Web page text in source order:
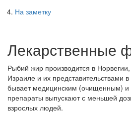
На заметку
Лекарственные
Рыбий жир производится в
Израиле и их представительствами
бывает медицинским (очищенным)
препараты выпускают с меньшей
взрослых людей.